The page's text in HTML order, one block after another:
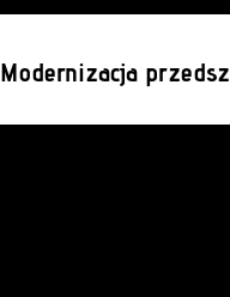
Modernizacja